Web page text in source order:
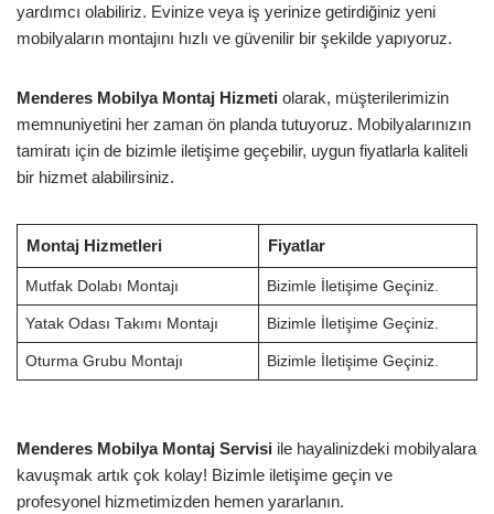
yardımcı olabiliriz. Evinize veya iş yerinize getirdiğiniz yeni
mobilyaların montajını hızlı ve güvenilir bir şekilde yapıyoruz.
Menderes Mobilya Montaj Hizmeti olarak, müşterilerimizin
memnuniyetini her zaman ön planda tutuyoruz. Mobilyalarınızın
tamiratı için de bizimle iletişime geçebilir, uygun fiyatlarla kaliteli
bir hizmet alabilirsiniz.
Montaj Hizmetleri Fiyatlar
Mutfak Dolabı Montajı Bizimle İletişime Geçiniz.
Yatak Odası Takımı Montajı Bizimle İletişime Geçiniz.
Oturma Grubu Montajı Bizimle İletişime Geçiniz.
Menderes Mobilya Montaj Servisi ile hayalinizdeki mobilyalara
kavuşmak artık çok kolay! Bizimle iletişime geçin ve
profesyonel hizmetimizden hemen yararlanın.